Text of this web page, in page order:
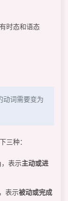
时态和语态
动词需要变为
三种：
表示主动或进
表示被动或完成